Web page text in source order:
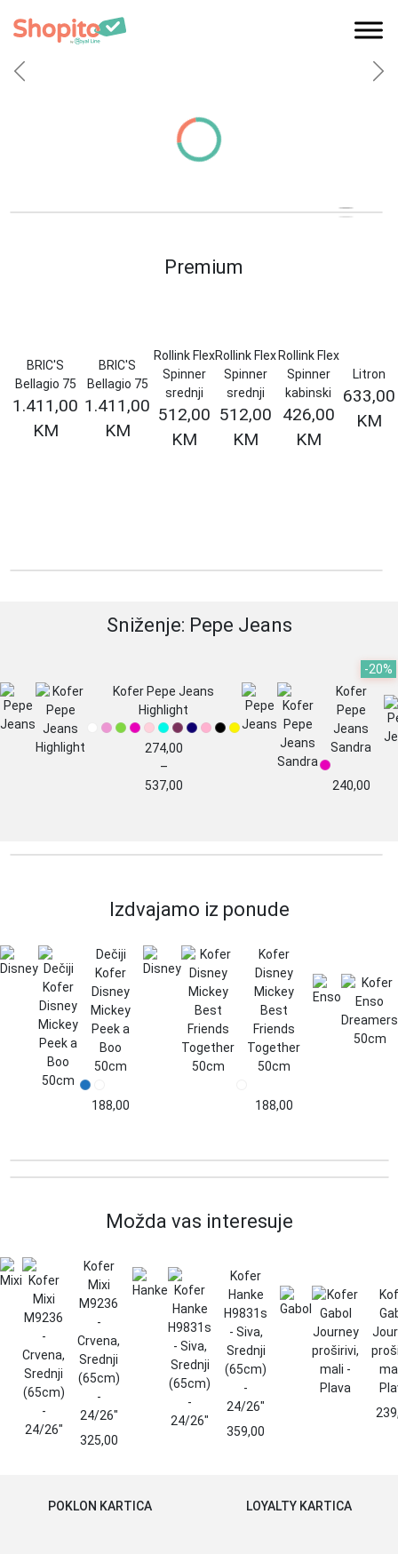
Početna
Previous
Premium
BRIC'S
Bellagio 75
1.411,00
KM
BRIC'S
Bellagio 75
1.411,00
KM
Rollink Flex
Spinner
srednji
512,00
KM
Rollink Flex
Spinner
srednji
512,00
KM
Rollink Flex
Spinner
kabinski
426,00
KM
Litron
633,00
KM
Sniženje: Pepe Jeans
Kofer Pepe Jeans
Highlight
274,00
–
537,00
KM
Kofer
Pepe
Jeans
Sandra
240,00
-20%
Izdvajamo iz ponude
Dečiji
Kofer
Disney
Mickey
Peek a
Boo
50cm
188,00
Kofer
Disney
Mickey
Best
Friends
Together
50cm
188,00
Možda vas interesuje
Kofer
Mixi
M9236
-
Crvena,
Srednji
(65cm)
-
24/26"
325,00
Kofer
Hanke
H9831s
- Siva,
Srednji
(65cm)
-
24/26"
359,00
POKLON KARTICA LOYALTY KARTICA